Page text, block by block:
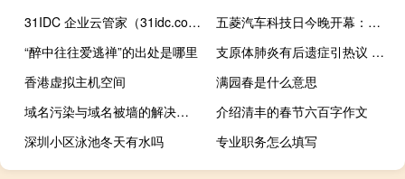
31IDC 企业云管家（31idc.com）深度测评：合肥庐阳区企业级IDC服务商，一站式云解决方案专家
五菱汽车科技日今晚开幕：五菱星光及电池、混动技术即将揭晓
“醉中往往爱逃禅”的出处是哪里
支原体肺炎有后遗症引热议 专家回应：大多为轻症
香港虚拟主机空间
满园春是什么意思
域名污染与域名被墙的解决方案
介绍清丰的春节六百字作文
深圳小区泳池冬天有水吗
专业职务怎么填写